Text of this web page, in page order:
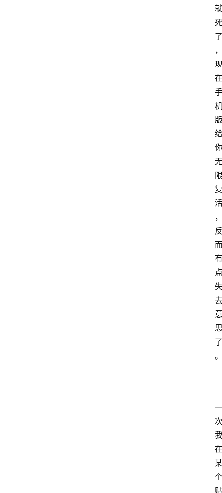
就
死
了
，
现
在
手
机
版
给
你
无
限
复
活
，
反
而
有
点
失
去
意
思
了
。
一
次
我
在
某
个
贴